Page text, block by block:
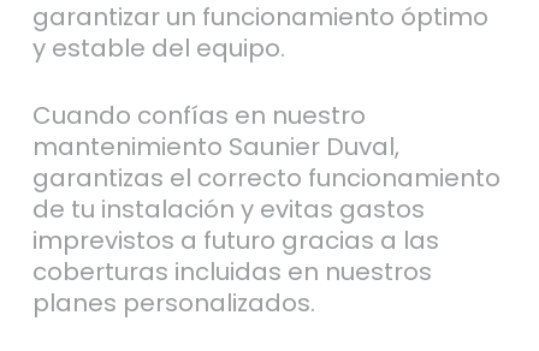
garantizar un funcionamiento óptimo
y estable del equipo.
Cuando confías en nuestro
mantenimiento Saunier Duval,
garantizas el correcto funcionamiento
de tu instalación y evitas gastos
imprevistos a futuro gracias a las
coberturas incluidas en nuestros
planes personalizados.